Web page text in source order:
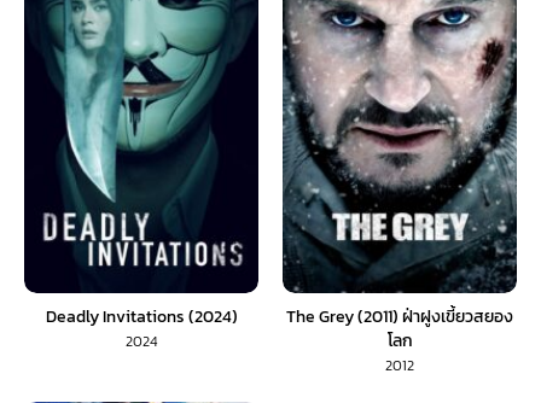
Deadly Invitations (2024)
2024
The Grey (2011) ฝ่าฝูงเขี้ยวสยอง
โลก
2012